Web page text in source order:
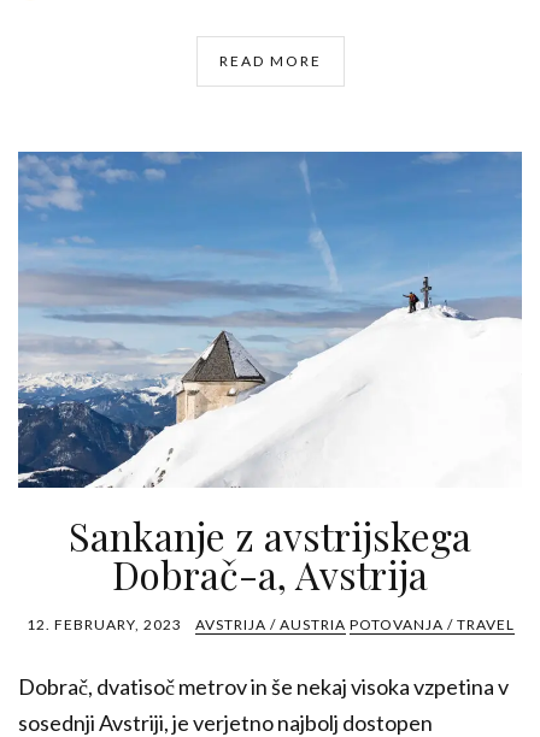
READ MORE
Sankanje z avstrijskega
Dobrač-a, Avstrija
12. FEBRUARY, 2023 AVSTRIJA / AUSTRIA POTOVANJA / TRAVEL
Dobrač, dvatisoč metrov in še nekaj visoka vzpetina v
sosednji Avstriji, je verjetno najbolj dostopen